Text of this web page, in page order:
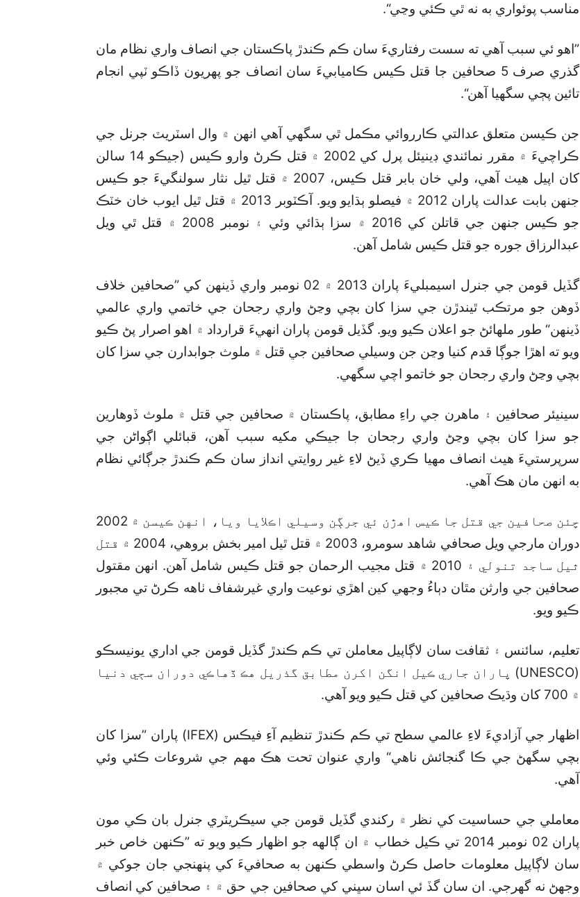
مناسب پوئواري به نه ٿي ڪئي وڃي“.
”اهو ئي سبب آهي ته سست رفتاريءَ سان ڪم ڪندڙ پاڪستان جي انصاف واري نظام مان
گذري صرف 5 صحافين جا قتل ڪيس ڪاميابيءَ سان انصاف جو پهريون ڏاڪو ٽپي انجام
تائين پڄي سگھيا آهن“.
جن ڪيسن متعلق عدالتي ڪارروائي مڪمل ٿي سگھي آهي انهن ۾ وال اسٽريٽ جرنل جي
ڪراچيءَ ۾ مقرر نمائندي ڊينيئل پرل کي 2002 ۾ قتل ڪرڻ وارو ڪيس (جيڪو 14 سالن
کان اپيل هيٺ آهي، ولي خان بابر قتل ڪيس، 2007 ۾ قتل ٿيل نثار سولنگيءَ جو ڪيس
جنهن بابت عدالت پاران 2012 ۾ فيصلو ٻڌايو ويو. آڪٽوبر 2013 ۾ قتل ٿيل ايوب خان خٽڪ
جو ڪيس جنهن جي قاتلن کي 2016 ۾ سزا ٻڌائي وئي ۽ نومبر 2008 ۾ قتل ٿي ويل
عبدالرزاق جوره جو قتل ڪيس شامل آهن.
گڏيل قومن جي جنرل اسيمبليءَ پاران 2013 ۾ 02 نومبر واري ڏينهن کي ”صحافين خلاف
ڏوهن جو مرتڪب ٿيندڙن جي سزا کان بچي وڃڻ واري رجحان جي خاتمي واري عالمي
ڏينهن“ طور ملهائڻ جو اعلان ڪيو ويو. گڏيل قومن پاران انهيءَ قرارداد ۾ اهو اصرار پڻ ڪيو
ويو ته اهڙا جوڳا قدم کنيا وڃن جن وسيلي صحافين جي قتل ۾ ملوث جوابدارن جي سزا کان
بچي وڃڻ واري رجحان جو خاتمو اچي سگھي.
سينيئر صحافين ۽ ماهرن جي راءِ مطابق، پاڪستان ۾ صحافين جي قتل ۾ ملوث ڏوهارين
جو سزا کان بچي وڃڻ واري رجحان جا جيڪي مکيه سبب آهن، قبائلي اڳواڻن جي
سرپرستيءَ هيٺ انصاف مهيا ڪري ڏيڻ لاءِ غير روايتي انداز سان ڪم ڪندڙ جرڳائي نظام
به انهن مان هڪ آهي.
چئن صحافين جي قتل جا ڪيس اهڙن ئي جرڳن وسيلي اڪلايا ويا، انهن ڪيسن ۾ 2002
دوران مارجي ويل صحافي شاهد سومرو، 2003 ۾ قتل ٿيل امير بخش بروهي، 2004 ۾ قتل
ٿيل ساجد تنولي ۽ 2010 ۾ قتل مجيب الرحمان جو قتل ڪيس شامل آهن. انهن مقتول
صحافين جي وارثن مٿان دٻاءُ وجهي کين اهڙي نوعيت واري غيرشفاف ٺاهه ڪرڻ تي مجبور
ڪيو ويو.
تعليم، سائنس ۽ ثقافت سان لاڳاپيل معاملن تي ڪم ڪندڙ گڏيل قومن جي اداري يونيسڪو
(UNESCO) پاران جاري ڪيل انگن اکرن مطابق گذريل هڪ ڏهاڪي دوران سڄي دنيا
۾ 700 کان وڌيڪ صحافين کي قتل ڪيو ويو آهي.
اظهار جي آزاديءَ لاءِ عالمي سطح تي ڪم ڪندڙ تنظيم آءِ فيڪس (IFEX) پاران ”سزا کان
بچي سگھڻ جي ڪا گنجائش ناهي“ واري عنوان تحت هڪ مهم جي شروعات ڪئي وئي
آهي.
معاملي جي حساسيت کي نظر ۾ رکندي گڏيل قومن جي سيڪريٽري جنرل بان ڪي مون
پاران 02 نومبر 2014 تي ڪيل خطاب ۾ ان ڳالهه جو اظهار ڪيو ويو ته ”ڪنهن خاص خبر
سان لاڳاپيل معلومات حاصل ڪرڻ واسطي ڪنهن به صحافيءَ کي پنهنجي جان جوکي ۾
وجهڻ نه گھرجي. ان سان گڏ ئي اسان سڀني کي صحافين جي حق ۾ ۽ صحافين کي انصاف